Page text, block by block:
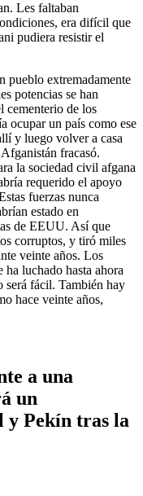
Les faltaban
era difícil que
pudiera resistir el
pueblo extremadamente
potencias se han
cementerio de los
ocupar un país como ese
y luego volver a casa
fracasó.
la sociedad civil afgana
requerido el apoyo
fuerzas nunca
estado en
de EEUU. Así que
corruptos, y tiró miles
veinte años. Los
ha luchado hasta ahora
será fácil. También hay
hace veinte años,
a una
un
y Pekín tras la